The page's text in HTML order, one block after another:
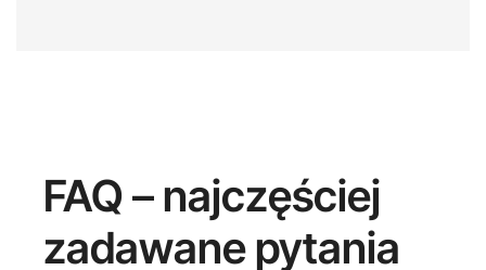
FAQ – najczęściej
zadawane pytania